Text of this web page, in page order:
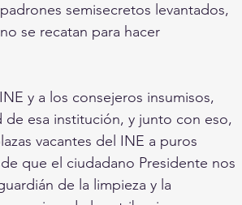
semisecretos levantados,
se recatan para hacer
y a los consejeros insumisos,
esa institución, y junto con eso,
vacantes del INE a puros
que el ciudadano Presidente nos
de la limpieza y la